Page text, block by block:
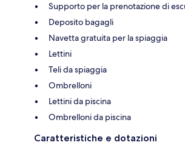
Supporto per la prenotazione di
Deposito bagagli
Navetta gratuita per la spiaggia
Lettini
Teli da spiaggia
Ombrelloni
Lettini da piscina
Ombrelloni da piscina
Caratteristiche e dotazioni